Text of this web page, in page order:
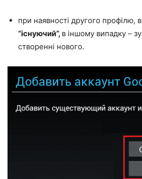
при наявності другого профілю,
“існуючий”, в іншому випадку –
створенні нового.